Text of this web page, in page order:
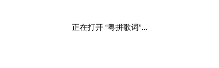
正在打开 “粤拼歌词”...